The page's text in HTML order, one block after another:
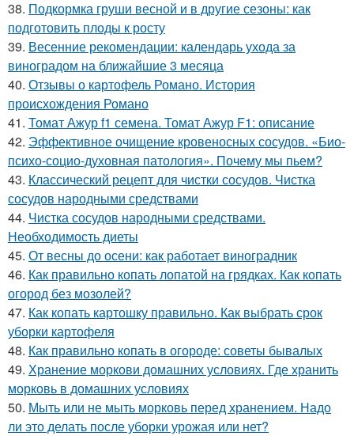
38. Подкормка груши весной и в другие сезоны: как
подготовить плоды к росту
39. Весенние рекомендации: календарь ухода за
виноградом на ближайшие 3 месяца
40. Отзывы о картофель Романо. История
происхождения Романо
41. Томат Ажур f1 семена. Томат Ажур F1: описание
42. Эффективное очищение кровеносных сосудов. «Био-
психо-социо-духовная патология». Почему мы пьем?
43. Классический рецепт для чистки сосудов. Чистка
сосудов народными средствами
44. Чистка сосудов народными средствами.
Необходимость диеты
45. От весны до осени: как работает виноградник
46. Как правильно копать лопатой на грядках. Как копать
огород без мозолей?
47. Как копать картошку правильно. Как выбрать срок
уборки картофеля
48. Как правильно копать в огороде: советы бывалых
49. Хранение моркови домашних условиях. Где хранить
морковь в домашних условиях
50. Мыть или не мыть морковь перед хранением. Надо
ли это делать после уборки урожая или нет?